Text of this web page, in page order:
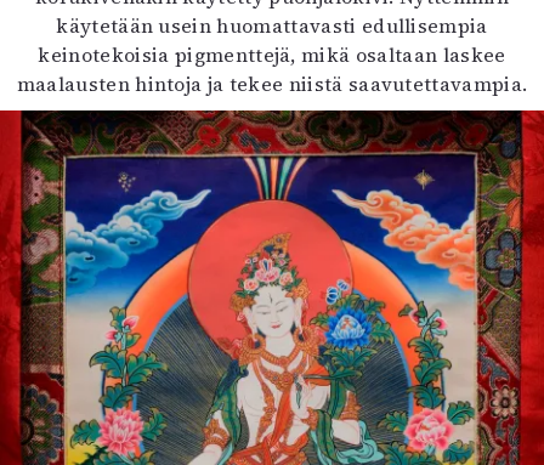
käytetään usein huomattavasti edullisempia
keinotekoisia pigmenttejä, mikä osaltaan laskee
maalausten hintoja ja tekee niistä saavutettavampia.